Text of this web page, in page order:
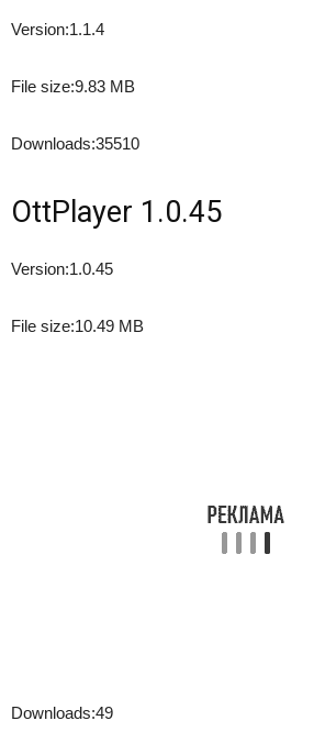
Version:1.1.4
File size:9.83 MB
Downloads:35510
OttPlayer 1.0.45
Version:1.0.45
File size:10.49 MB
Downloads:49